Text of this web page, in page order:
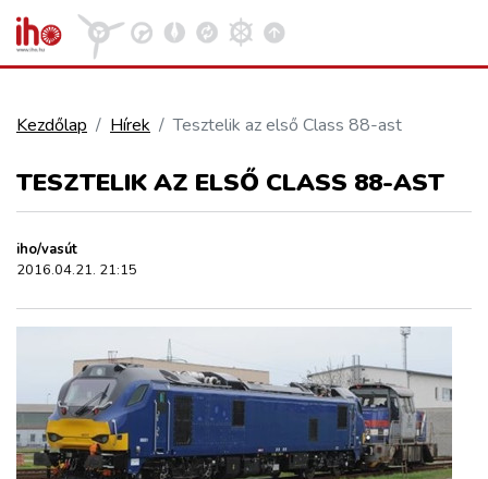
KÖZLEKEDÉSFEJLESZTÉS
ELLÁTÁSI LÁNC
Kezdőlap Hírek Tesztelik az első Class 88-ast
TESZTELIK AZ ELSŐ CLASS 88-AST
iho/vasút
2016.04.21. 21:15